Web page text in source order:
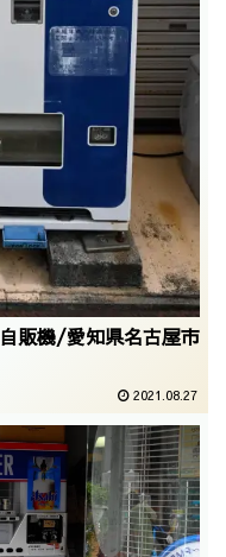
販機/愛知県名古屋市
2021.08.27